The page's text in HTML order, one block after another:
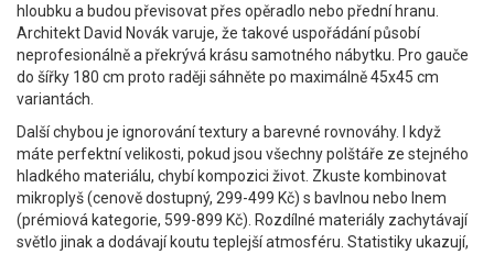
hloubku a budou převisovat přes opěradlo nebo přední hranu.
Architekt David Novák varuje, že takové uspořádání působí
neprofesionálně a překrývá krásu samotného nábytku. Pro gauče
do šířky 180 cm proto raději sáhněte po maximálně 45x45 cm
variantách.
Další chybou je ignorování textury a barevné rovnováhy. I když
máte perfektní velikosti, pokud jsou všechny polštáře ze stejného
hladkého materiálu, chybí kompozici život. Zkuste kombinovat
mikroplyš (cenově dostupný, 299-499 Kč) s bavlnou nebo lnem
(prémiová kategorie, 599-899 Kč). Rozdílné materiály zachytávají
světlo jinak a dodávají koutu teplejší atmosféru. Statistiky ukazují,